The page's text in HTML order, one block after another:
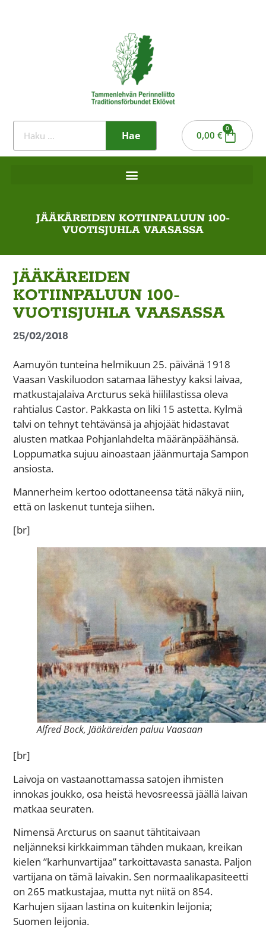
Hae 0,00 €
0
JÄÄKÄREIDEN KOTIINPALUUN 100-
VUOTISJUHLA VAASASSA
JÄÄKÄREIDEN
KOTIINPALUUN 100-
VUOTISJUHLA VAASASSA
25/02/2018
Aamuyön tunteina helmikuun 25. päivänä 1918
Vaasan Vaskiluodon satamaa lähestyy kaksi laivaa,
matkustajalaiva Arcturus sekä hiililastissa oleva
rahtialus Castor. Pakkasta on liki 15 astetta. Kylmä
talvi on tehnyt tehtävänsä ja ahjojäät hidastavat
alusten matkaa Pohjanlahdelta määränpäähänsä.
Loppumatka sujuu ainoastaan jäänmurtaja Sampon
ansiosta.
Mannerheim kertoo odottaneensa tätä näkyä niin,
että on laskenut tunteja siihen.
[br]
Alfred Bock, Jääkäreiden paluu Vaasaan
[br]
Laivoja on vastaanottamassa satojen ihmisten
innokas joukko, osa heistä hevosreessä jäällä laivan
matkaa seuraten.
Nimensä Arcturus on saanut tähtitaivaan
neljänneksi kirkkaimman tähden mukaan, kreikan
kielen ”karhunvartijaa” tarkoittavasta sanasta. Paljon
vartijana on tämä laivakin. Sen normaalikapasiteetti
on 265 matkustajaa, mutta nyt niitä on 854.
Karhujen sijaan lastina on kuitenkin leijonia;
Suomen leijonia.